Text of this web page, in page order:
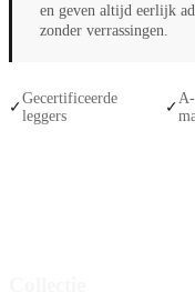
en geven altijd eerlijk
zonder verrassingen.
✓
Gecertificeerde
leggers
✓